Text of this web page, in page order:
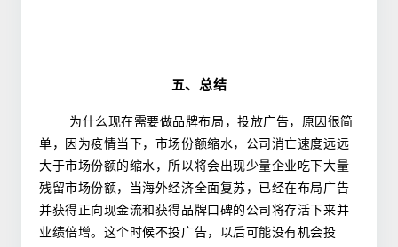
五、总结
为什么现在需要做品牌布局，投放广告，原因很简
单，因为疫情当下，市场份额缩水，公司消亡速度远远
大于市场份额的缩水，所以将会出现少量企业吃下大量
残留市场份额，当海外经济全面复苏，已经在布局广告
并获得正向现金流和获得品牌口碑的公司将存活下来并
业绩倍增。这个时候不投广告，以后可能没有机会投